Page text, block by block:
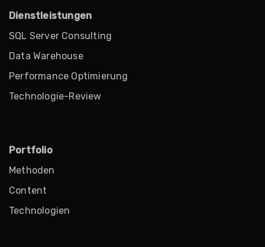
Dienstleistungen
SQL Server Consulting
Data Warehouse
Performance Optimierung
Technologie-Review
Portfolio
Methoden
Content
Technologien